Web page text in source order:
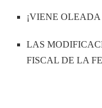
¡VIENE
LAS
FISCAL DE LA